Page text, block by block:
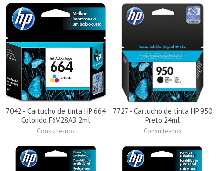
7042 - Cartucho de tinta HP 664
Colorido F6V28AB 2ml
Consulte-nos
7727 - Cartucho de tinta HP 950
Preto 24ml
Consulte-nos